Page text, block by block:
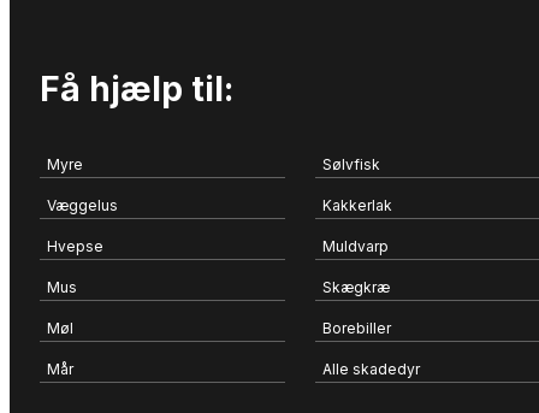
Få hjælp til:
Myre Sølvfisk
Væggelus Kakkerlak
Hvepse Muldvarp
Mus Skægkræ
Møl Borebiller
Mår Alle skadedyr